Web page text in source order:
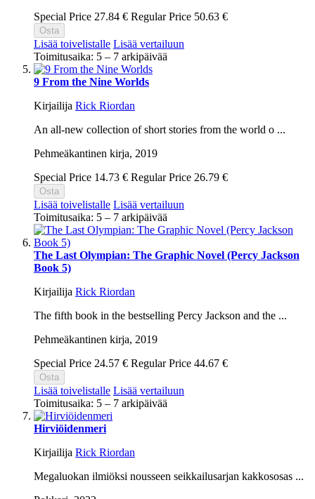
Special Price 27.84 € Regular Price 50.63 €
Osta
Lisää toivelistalle Lisää vertailuun
Toimitusaika: 5 – 7 arkipäivää
9 From the Nine Worlds
Kirjailija Rick Riordan
An all-new collection of short stories from the world o ...
Pehmeäkantinen kirja, 2019
Special Price 14.73 € Regular Price 26.79 €
Osta
Lisää toivelistalle Lisää vertailuun
Toimitusaika: 5 – 7 arkipäivää
The Last Olympian: The Graphic Novel (Percy Jackson
Book 5)
Kirjailija Rick Riordan
The fifth book in the bestselling Percy Jackson and the ...
Pehmeäkantinen kirja, 2019
Special Price 24.57 € Regular Price 44.67 €
Osta
Lisää toivelistalle Lisää vertailuun
Toimitusaika: 5 – 7 arkipäivää
Hirviöidenmeri
Kirjailija Rick Riordan
Megaluokan ilmiöksi nousseen seikkailusarjan kakkososas ...